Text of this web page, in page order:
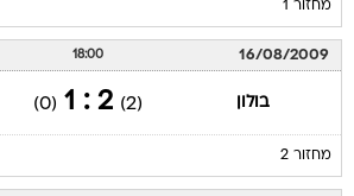
מחזור 1
16/08/2009
18:00
בולון (2)
2 : 1
(0)
מחזור 2